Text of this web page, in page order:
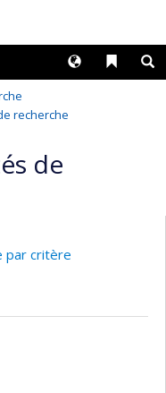
Liens
Langues
recherche
de
par critère